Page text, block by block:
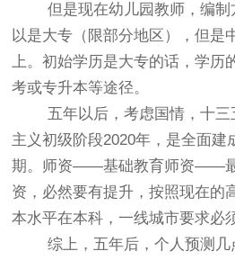
但是现在幼儿园教师，编制
以是大专（限部分地区），但是
上。初始学历是大专的话，学历
考或专升本等途径。
五年以后，考虑国情，十三
主义初级阶段2020年，是全面建
期。师资——基础教育师资——
资，必然要有提升，按照现在的
本水平在本科，一线城市要求必
综上，五年后，个人预测几